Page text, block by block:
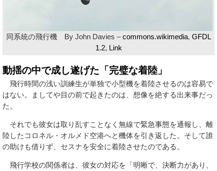
同系統の飛行機 By John Davies –commons.wikimedia, GFDL
1.2, Link
動揺の中で成し遂げた「完璧な着陸」
飛行時間の浅い訓練生が単独で小型機を着陸させるのは容易で
はない。ましてや目の前で起きたのは、想像を絶する出来事だっ
た。
それでも彼女は取り乱すことなく無線で緊急事態を通報し、離
陸したコロネル・オルメド空港へと機体を引き返した。そして誰
の助けも借りず、セスナを安全に着陸させたのである。
飛行学校の関係者は、彼女の対応を「明晰で、決断力があり、